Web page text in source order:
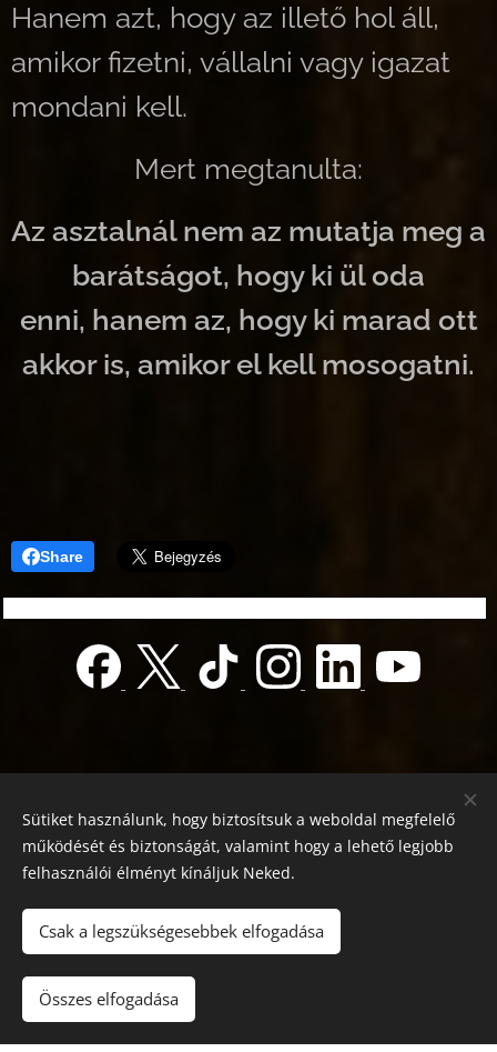
Hanem azt, hogy az illető hol áll,
amikor fizetni, vállalni vagy igazat
mondani kell.
Mert megtanulta:
Az asztalnál nem az mutatja meg a
barátságot, hogy ki ül oda
enni, hanem az, hogy ki marad ott
akkor is, amikor el kell mosogatni.
Share
Országos azonosító:
0100/60270/2025/2300092318647
Adószám: 19419028-1-43
Webnode
Sütiket használunk, hogy biztosítsuk a weboldal megfelelő
működését és biztonságát, valamint hogy a lehető legjobb
felhasználói élményt kínáljuk Neked.
Csak a legszükségesebbek elfogadása
Összes elfogadása